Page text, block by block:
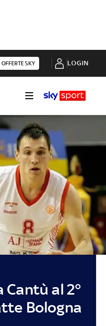
OFFERTE SKY LOGIN
Cantù al 2°
Bologna